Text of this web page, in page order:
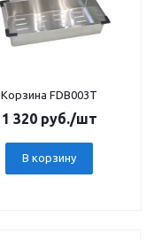
Корзина FDB003T
1 320руб./шт
В корзину